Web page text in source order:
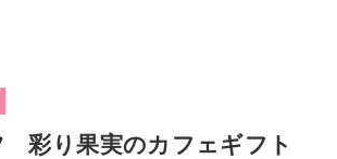
彩り果実のカフェギフト